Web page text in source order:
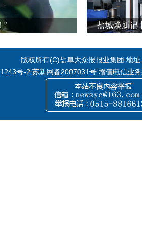
”
版权所有(C)盐阜大众报报业集团 地
号-2 苏新网备2007031号 增值电信业